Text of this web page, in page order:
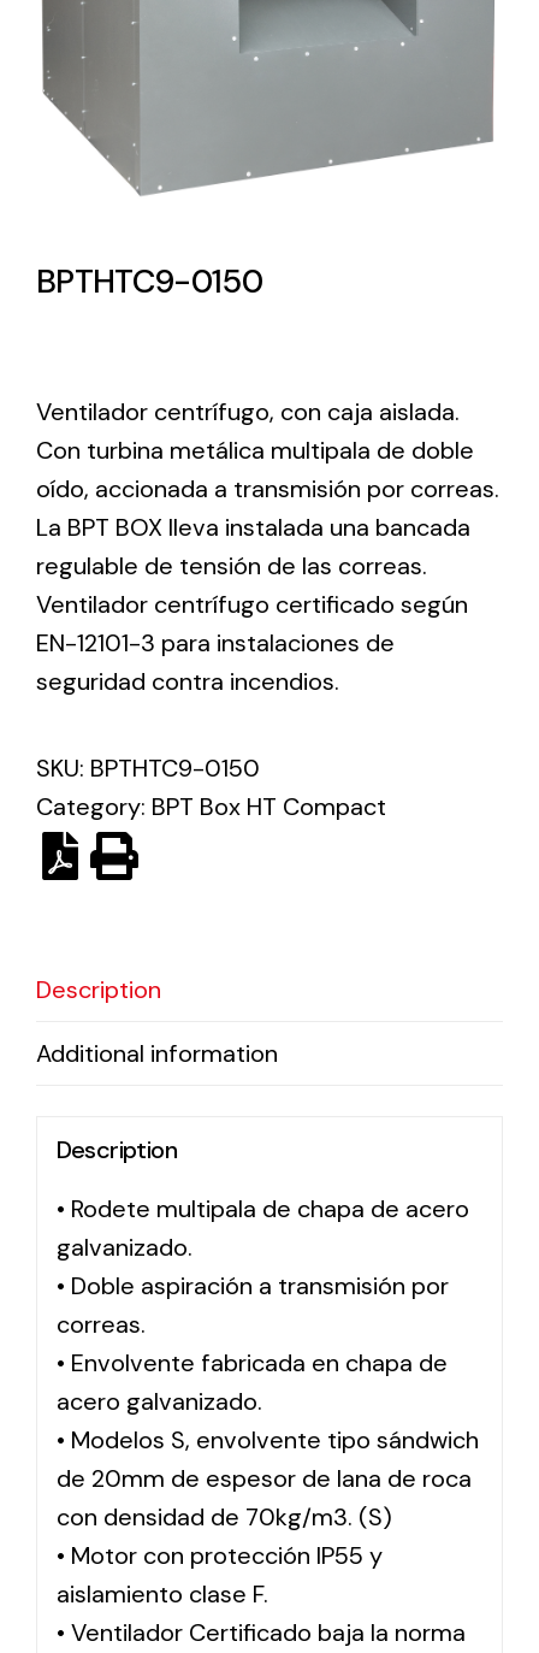
Lighting and Electrical
Complete solutions in lighting and electrical
material for each project and need
Amplia gama de ventiladores y equipos de
ventilación industriales
Ventilation
The incorporation of Novovent into the group
meant a greater offer of ventilation products for
de necesidades.
Solar lighting
BPTHTC9-0150
Ventilador centrífugo, con caja aislada.
Con turbina metálica multipala de doble
oído, accionada a transmisión por correas.
La BPT BOX lleva instalada una bancada
regulable de tensión de las correas.
Ventilador centrífugo certificado según
EN-12101-3 para instalaciones de
seguridad contra incendios.
SKU: BPTHTC9-0150
Category: BPT Box HT Compact
Description
Additional information
Description
• Rodete multipala de chapa de acero
galvanizado.
• Doble aspiración a transmisión por
correas.
• Envolvente fabricada en chapa de
acero galvanizado.
• Modelos S, envolvente tipo sándwich
de 20mm de espesor de lana de roca
con densidad de 70kg/m3. (S)
• Motor con protección IP55 y
aislamiento clase F.
• Ventilador Certificado baja la norma